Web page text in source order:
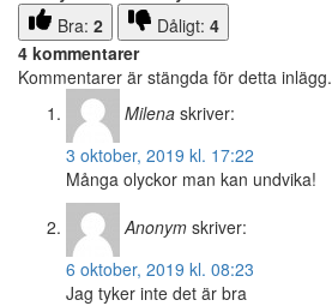
Bra: 2 Dåligt: 4
4 kommentarer
Kommentarer är stängda för detta inlägg.
Milena skriver:
3 oktober, 2019 kl. 17:22
Många olyckor man kan undvika!
Anonym skriver:
6 oktober, 2019 kl. 08:23
Jag tyker inte det är bra